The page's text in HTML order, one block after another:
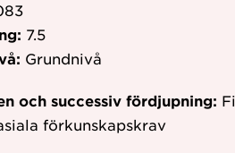
7.5
Grundnivå
och successiv fördjupning:
förkunskapskrav